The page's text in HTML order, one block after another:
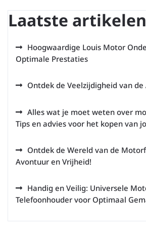
Laatste artikelen
Hoogwaardige Louis Motor
Optimale Prestaties
Ontdek de Veelzijdigheid van
Alles wat je moet weten over
Tips en advies voor het kopen van
Ontdek de Wereld van de
Avontuur en Vrijheid!
Handig en Veilig: Universele
Telefoonhouder voor Optimaal